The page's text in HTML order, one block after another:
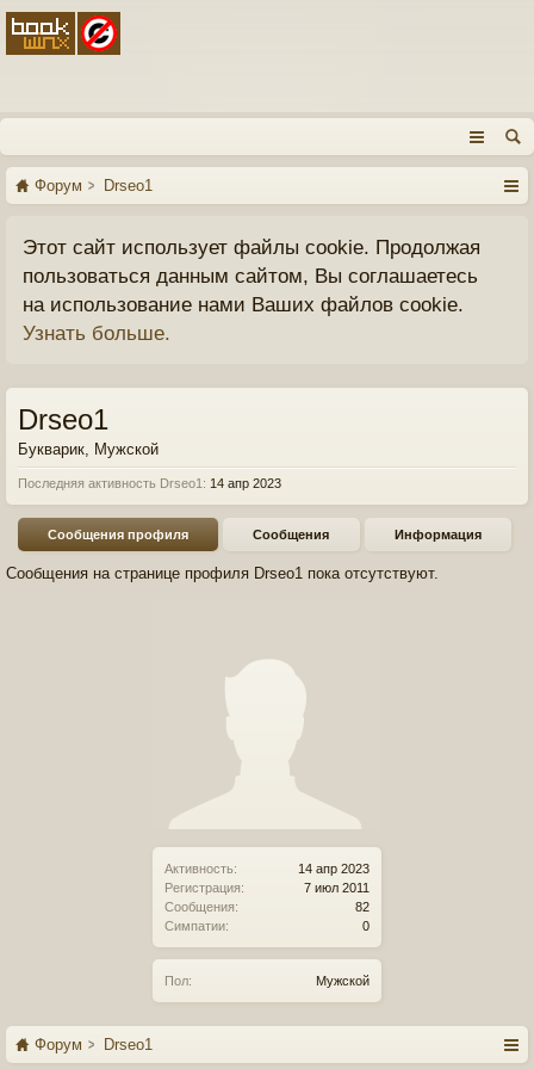
Форум Drseo1
Этот сайт использует файлы cookie. Продолжая
пользоваться данным сайтом, Вы соглашаетесь
на использование нами Ваших файлов cookie.
Узнать больше.
Активность:
14 апр 2023
Регистрация:
7 июл 2011
Сообщения:
82
Симпатии:
0
Пол: Мужской
Drseo1
Букварик, Мужской
Последняя активность Drseo1: 14 апр 2023
Сообщения профиля Сообщения Информация
Сообщения на странице профиля Drseo1 пока отсутствуют.
Форум Drseo1